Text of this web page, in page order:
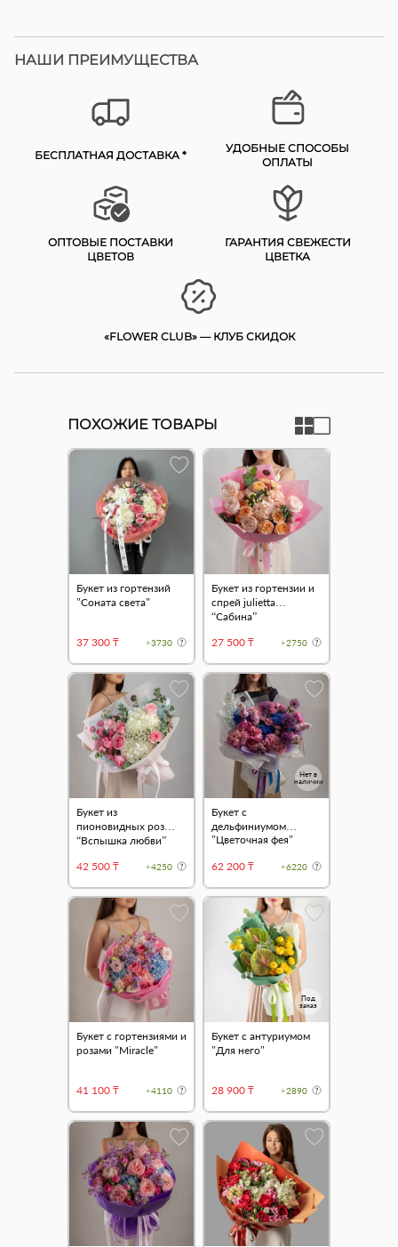
НАШИ ПРЕИМУЩЕСТВА
БЕСПЛАТНАЯ ДОСТАВКА *
УДОБНЫЕ СПОСОБЫ
ОПЛАТЫ
ОПТОВЫЕ ПОСТАВКИ
ЦВЕТОВ
ГАРАНТИЯ СВЕЖЕСТИ
ЦВЕТКА
«FLOWER CLUB» — КЛУБ СКИДОК
ПОХОЖИЕ ТОВАРЫ
Букет из гортензий
"Соната света"
37 300 ₸ +3730
Букет из гортензии и
спрей julietta
“Сабина”
27 500 ₸
+2750
Букет из
пионовидных роз
“Вспышка любви”
42 500 ₸
+4250
Нет в
наличии
Букет с
дельфиниумом
"Цветочная фея"
62 200 ₸
+6220
Букет с гортензиями и
розами "Miracle"
41 100 ₸ +4110
Под
заказ
Букет с антуриумом
"Для него"
28 900 ₸ +2890